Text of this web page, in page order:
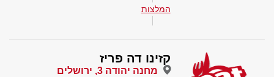
המלצות
קזינו דה פריז
מחנה יהודה 3, ירושלים